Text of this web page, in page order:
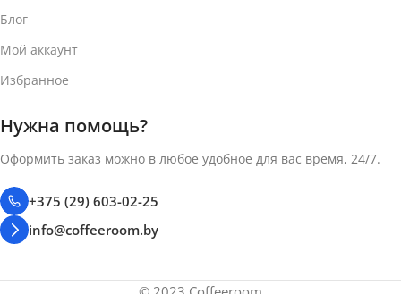
Блог
Мой аккаунт
Избранное
Нужна помощь?
Оформить заказ можно в любое удобное для вас время, 24/7.
+375 (29) 603-02-25
info@coffeeroom.by